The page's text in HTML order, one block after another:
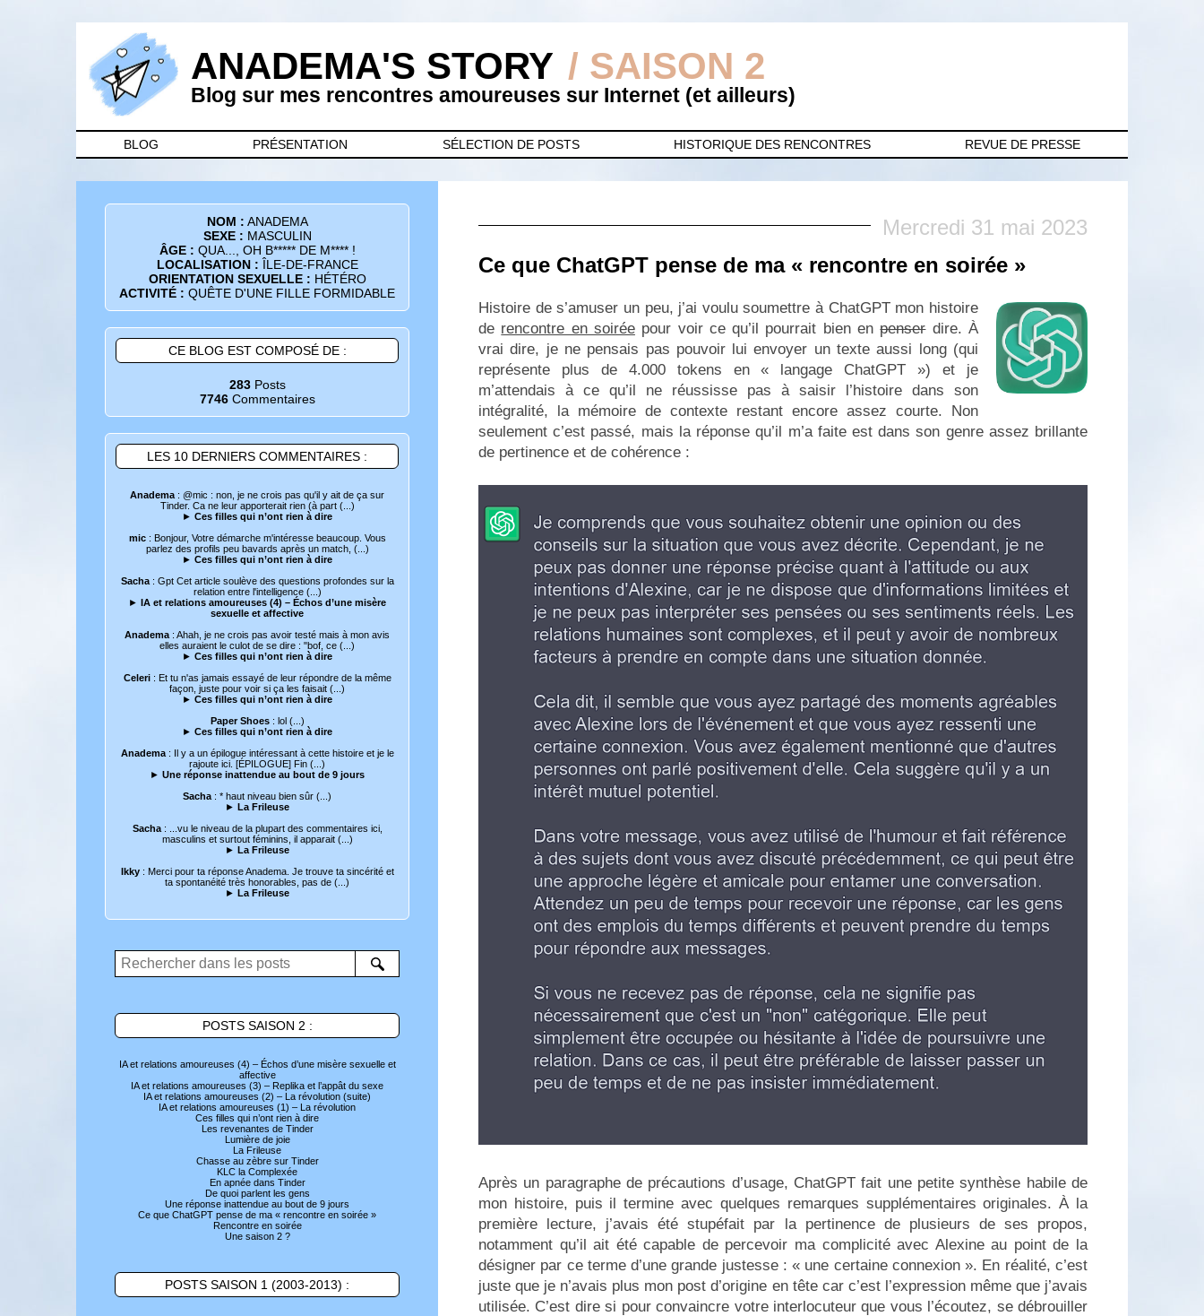
ANADEMA'S STORY / SAISON 2
Blog sur mes rencontres amoureuses sur Internet (et ailleurs)
BLOG PRÉSENTATION SÉLECTION DE POSTS HISTORIQUE DES RENCONTRES REVUE DE PRESSE
NOM : ANADEMA
SEXE : MASCULIN
ÂGE : QUA..., OH B***** DE M**** !
LOCALISATION : ÎLE-DE-FRANCE
ORIENTATION SEXUELLE : HÉTÉRO
ACTIVITÉ : QUÊTE D'UNE FILLE FORMIDABLE
CE BLOG EST COMPOSÉ DE :
283Posts
7746Commentaires
LES 10 DERNIERS COMMENTAIRES :
Anadema : @mic : non, je ne crois pas qu'il y ait de ça sur
Tinder. Ca ne leur apporterait rien (à part (...)
► Ces filles qui n’ont rien à dire
mic: Bonjour, Votre démarche m'intéresse beaucoup. Vous
parlez des profils peu bavards après un match, (...)
► Ces filles qui n’ont rien à dire
Sacha: Gpt Cet article soulève des questions profondes sur la
relation entre l'intelligence (...)
► IA et relations amoureuses (4) – Échos d’une misère
sexuelle et affective
Anadema : Ahah, je ne crois pas avoir testé mais à mon avis
elles auraient le culot de se dire : "bof, ce (...)
► Ces filles qui n’ont rien à dire
Celeri: Et tu n'as jamais essayé de leur répondre de la même
façon, juste pour voir si ça les faisait (...)
► Ces filles qui n’ont rien à dire
Paper Shoes: lol (...)
► Ces filles qui n’ont rien à dire
Anadema: Il y a un épilogue intéressant à cette histoire et je le
rajoute ici. [ÉPILOGUE] Fin (...)
► Une réponse inattendue au bout de 9 jours
Sacha : * haut niveau bien sûr (...)
► La Frileuse
Sacha: ...vu le niveau de la plupart des commentaires ici,
masculins et surtout féminins, il apparait (...)
► La Frileuse
Ikky: Merci pour ta réponse Anadema. Je trouve ta sincérité et
ta spontanéité très honorables, pas de (...)
► La Frileuse
POSTS SAISON 2 :
IA et relations amoureuses (4) – Échos d’une misère sexuelle et
affective
IA et relations amoureuses (3) – Replika et l’appât du sexe
IA et relations amoureuses (2) – La révolution (suite)
IA et relations amoureuses (1) – La révolution
Ces filles qui n’ont rien à dire
Les revenantes de Tinder
Lumière de joie
La Frileuse
Chasse au zèbre sur Tinder
KLC la Complexée
En apnée dans Tinder
De quoi parlent les gens
Une réponse inattendue au bout de 9 jours
Ce que ChatGPT pense de ma « rencontre en soirée »
Rencontre en soirée
Une saison 2 ?
POSTS SAISON 1 (2003-2013) :
Mercredi 31 mai 2023
Ce que ChatGPT pense de ma « rencontre en soirée »
Histoire de s’amuser un peu, j’ai voulu soumettre à ChatGPT mon histoire
de rencontre en soiréepour voir ce qu’il pourrait bien enpenserdire. À
vrai dire, je ne pensais pas pouvoir lui envoyer un texte aussi long (qui
représente plus de 4.000 tokens en « langage ChatGPT ») et je
m’attendais à ce qu’il ne réussisse pas à saisir l’histoire dans son
intégralité, la mémoire de contexte restant encore assez courte. Non
seulement c’est passé, mais la réponse qu’il m’a faite est dans son genre assez brillante
de pertinence et de cohérence :
Après un paragraphe de précautions d’usage, ChatGPT fait une petite synthèse habile de
mon histoire, puis il termine avec quelques remarques supplémentaires originales. À la
première lecture, j’avais été stupéfait par la pertinence de plusieurs de ses propos,
notamment qu’il ait été capable de percevoir ma complicité avec Alexine au point de la
désigner par ce terme d’une grande justesse : « une certaine connexion ». En réalité, c’est
juste que je n’avais plus mon post d’origine en tête car c’est l’expression même que j’avais
utilisée. C’est dire si pour convaincre votre interlocuteur que vous l’écoutez, se débrouiller